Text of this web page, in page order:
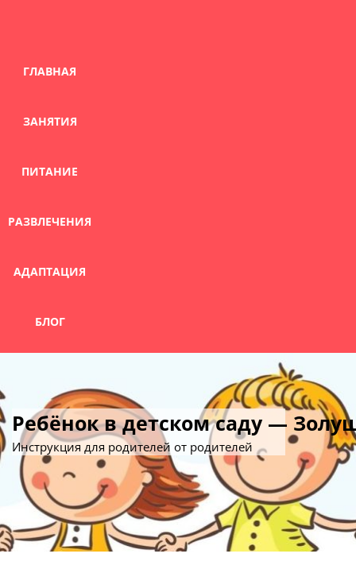
ГЛАВНАЯ
ЗАНЯТИЯ
ПИТАНИЕ
РАЗВЛЕЧЕНИЯ
АДАПТАЦИЯ
БЛОГ
Ребёнок в детском саду —
Инструкция для родителей от родителей